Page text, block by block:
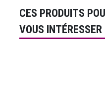
CES PRODUITS
VOUS INTÉRESSER